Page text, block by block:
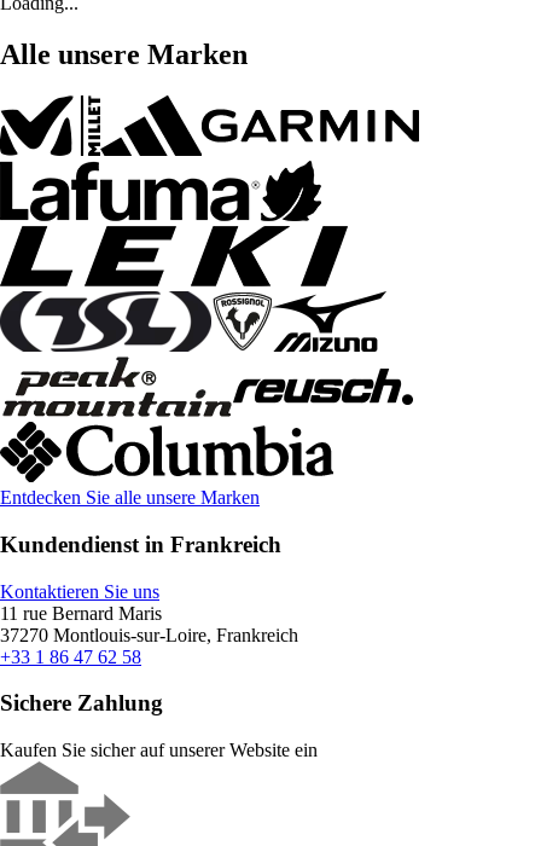
Alle unsere Marken
Entdecken Sie alle unsere Marken
Kundendienst in Frankreich
Kontaktieren Sie uns
11 rue Bernard Maris
37270 Montlouis-sur-Loire, Frankreich
+33 1 86 47 62 58
Sichere Zahlung
Kaufen Sie sicher auf unserer Website ein